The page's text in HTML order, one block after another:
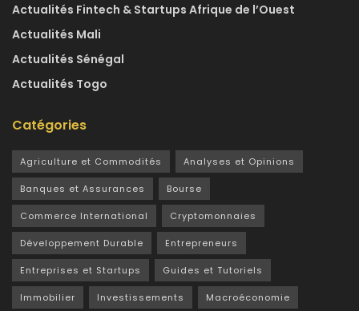
Actualités Fintech & Startups Afrique de l’Ouest
Actualités Mali
Actualités Sénégal
Actualités Togo
Catégories
Agriculture et Commodités Analyses et Opinions
Banques et Assurances Bourse
Commerce International Cryptomonnaies
Développement Durable Entrepreneurs
Entreprises et Startups Guides et Tutoriels
Immobilier Investissements Macroéconomie